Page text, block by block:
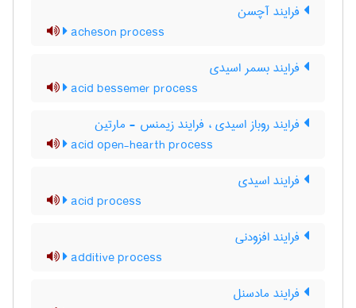
فرایند آچسن
acheson process
فرایند بسمر اسیدی
acid bessemer process
فرایند روباز اسیدی ، فرایند زیمنس - مارتین
acid open-hearth process
فرایند اسیدی
acid process
فرایند افزودنی
additive process
فرایند مادسنل